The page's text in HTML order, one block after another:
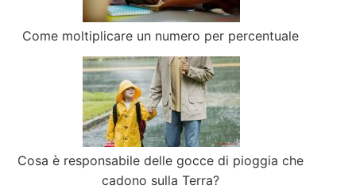
Come moltiplicare un numero per percentuale
Cosa è responsabile delle gocce di pioggia che
cadono sulla Terra?